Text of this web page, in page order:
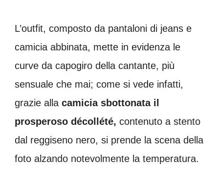
L’outfit, composto da pantaloni di jeans e
camicia abbinata, mette in evidenza le
curve da capogiro della cantante, più
sensuale che mai; come si vede infatti,
grazie alla camicia sbottonata il
prosperoso décollété, contenuto a stento
dal reggiseno nero, si prende la scena della
foto alzando notevolmente la temperatura.